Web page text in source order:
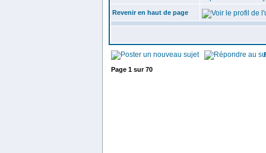
Revenir en haut de page
Page 1 sur70